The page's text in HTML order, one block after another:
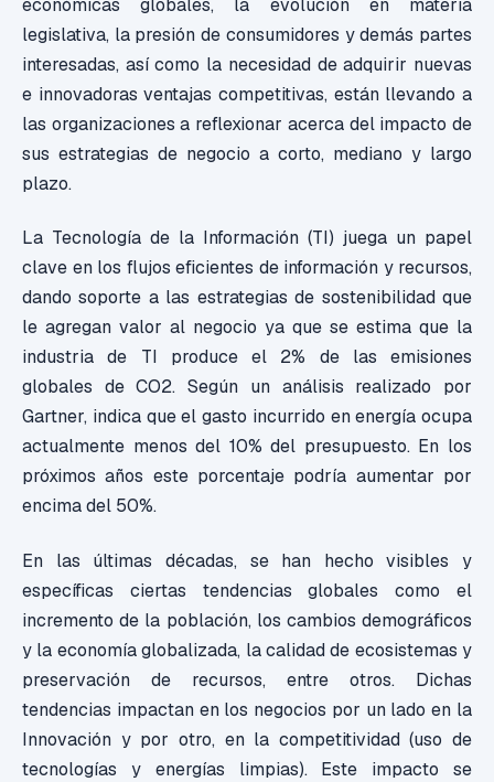
económicas globales, la evolución en materia
legislativa, la presión de consumidores y demás partes
interesadas, así como la necesidad de adquirir nuevas
e innovadoras ventajas competitivas, están llevando a
las organizaciones a reflexionar acerca del impacto de
sus estrategias de negocio a corto, mediano y largo
plazo.
La Tecnología de la Información (TI) juega un papel
clave en los flujos eficientes de información y recursos,
dando soporte a las estrategias de sostenibilidad que
le agregan valor al negocio ya que se estima que la
industria de TI produce el 2% de las emisiones
globales de CO2. Según un análisis realizado por
Gartner, indica que el gasto incurrido en energía ocupa
actualmente menos del 10% del presupuesto. En los
próximos años este porcentaje podría aumentar por
encima del 50%.
En las últimas décadas, se han hecho visibles y
específicas ciertas tendencias globales como el
incremento de la población, los cambios demográficos
y la economía globalizada, la calidad de ecosistemas y
preservación de recursos, entre otros. Dichas
tendencias impactan en los negocios por un lado en la
Innovación y por otro, en la competitividad (uso de
tecnologías y energías limpias). Este impacto se